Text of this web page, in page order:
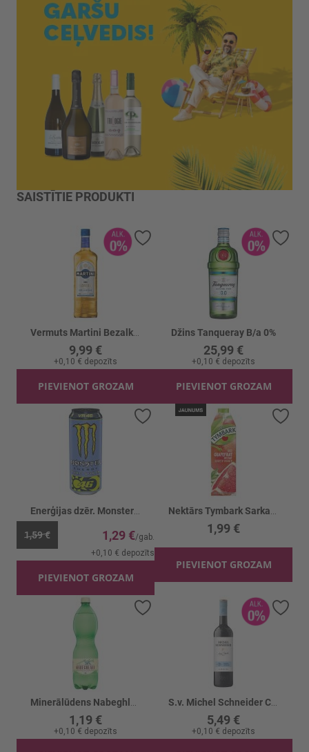
SAISTĪTIE PRODUKTI
9,99 €
+0,10 € depozīts
PIEVIENOT GROZAM
Pievienot vēlmju sarakstam
Džins Tanqueray B/a 0%
25,99 €
+0,10 € depozīts
PIEVIENOT GROZAM
1,59 € 1,29 €
+0,10 € depozīts
PIEVIENOT GROZAM
Pievienot vēlmju sarakstam
1,99 €
PIEVIENOT GROZAM
1,19 €
+0,10 € depozīts
Pievienot vēlmju sarakstam
5,49 €
+0,10 € depozīts